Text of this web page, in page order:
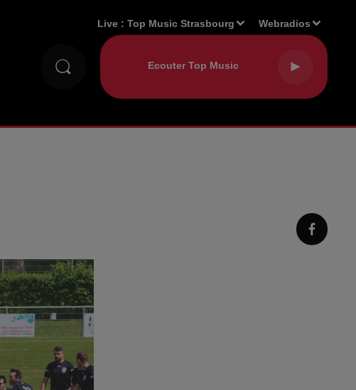
Live :Top Music Strasbourg Webradios